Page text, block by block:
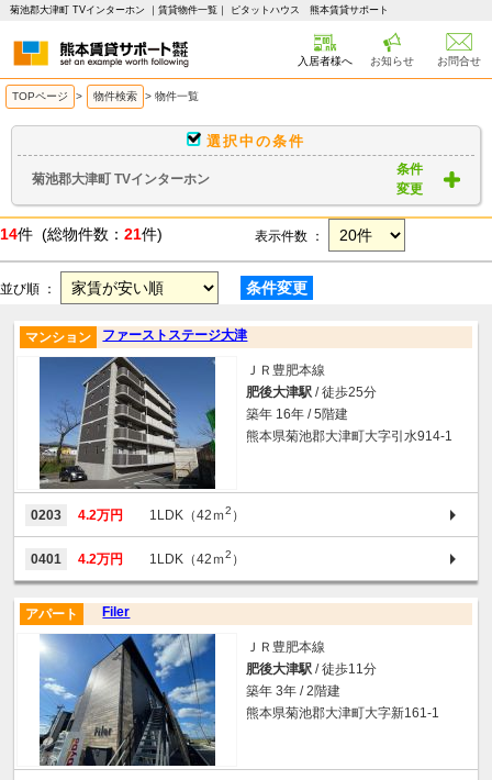
菊池郡大津町 TVインターホン ｜賃貸物件一覧｜ ピタットハウス 熊本賃貸サポート
入居者様へ お知らせ お問合せ
TOPページ > 物件検索 > 物件一覧
選択中の条件
菊池郡大津町 TVインターホン
条件
変更
14件 (総物件数： 21件) 表示件数 ：
並び順 ： 条件変更
ファーストステージ大津
マンション
ＪＲ豊肥本線
肥後大津駅 / 徒歩25分
築年 16年 / 5階建
熊本県菊池郡大津町大字引水914-1
0203 4.2万円 1LDK（42ｍ2 ）
0401 4.2万円 1LDK（42ｍ2 ）
Filer
アパート
ＪＲ豊肥本線
肥後大津駅 / 徒歩11分
築年 3年 / 2階建
熊本県菊池郡大津町大字新161-1